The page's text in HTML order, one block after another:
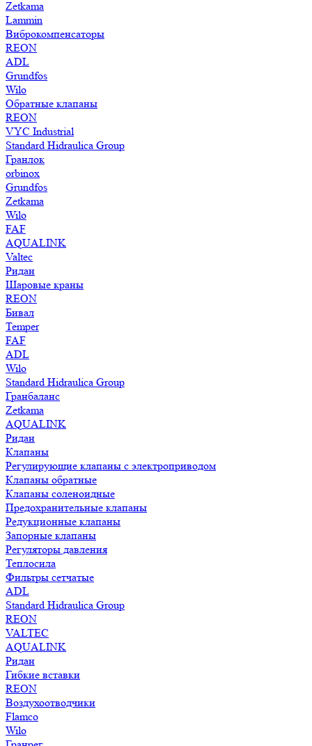
Zetkama
Lammin
Виброкомпенсаторы
REON
ADL
Grundfos
Wilo
Обратные клапаны
REON
VYC Industrial
Standard Hidraulica Group
Гранлок
orbinox
Grundfos
Zetkama
Wilo
FAF
AQUALINK
Valtec
Ридан
Шаровые краны
REON
Бивал
Temper
FAF
ADL
Wilo
Standard Hidraulica Group
Гранбаланс
Zetkama
AQUALINK
Ридан
Клапаны
Регулирующие клапаны с электроприводом
Клапаны обратные
Клапаны соленоидные
Предохранительные клапаны
Редукционные клапаны
Запорные клапаны
Регуляторы давления
Теплосила
Фильтры сетчатые
ADL
Standard Hidraulica Group
REON
VALTEC
AQUALINK
Ридан
Гибкие вставки
REON
Воздухоотводчики
Flamco
Wilo